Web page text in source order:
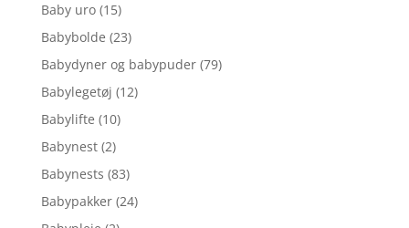
Baby uro (15)
Babybolde (23)
Babydyner og babypuder (79)
Babylegetøj (12)
Babylifte (10)
Babynest (2)
Babynests (83)
Babypakker (24)